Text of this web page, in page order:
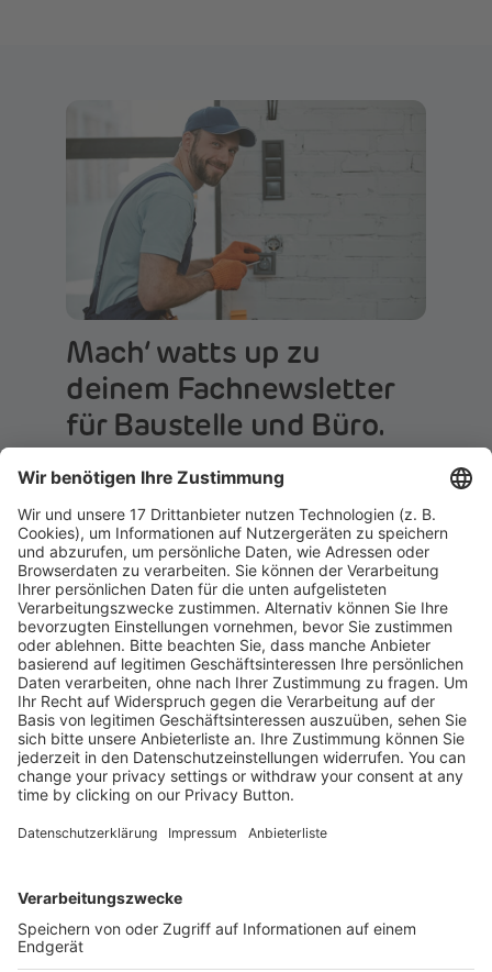
Mach‘ watts up zu
deinem Fachnewsletter
für Baustelle und Büro.
Einfach beitreten:
Ja, ich möchte von Holzmann Medien GmbH &
Co. KG auf meine Interessen zugeschnittene
Inhalte über deren Produkte und
Datenschutzerklärung für Newsletter
gelesen und akzeptiere diese.